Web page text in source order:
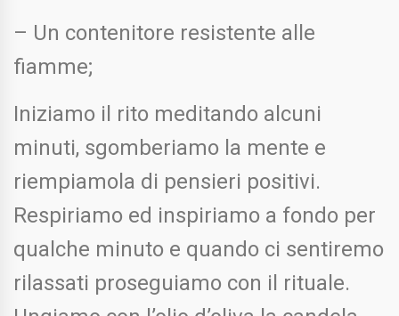
– Un contenitore resistente alle
fiamme;
Iniziamo il rito meditando alcuni
minuti, sgomberiamo la mente e
riempiamola di pensieri positivi.
Respiriamo ed inspiriamo a fondo per
qualche minuto e quando ci sentiremo
rilassati proseguiamo con il rituale.